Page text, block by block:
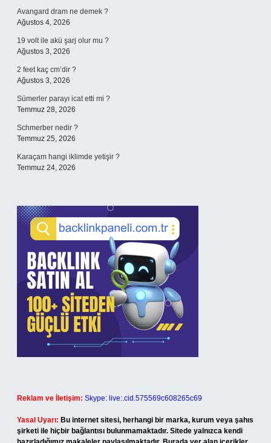
Avangard dram ne demek ?
Ağustos 4, 2026
19 volt ile akü şarj olur mu ?
Ağustos 3, 2026
2 feet kaç cm’dir ?
Ağustos 3, 2026
Sümerler parayı icat etti mi ?
Temmuz 28, 2026
Schmerber nedir ?
Temmuz 25, 2026
Karaçam hangi iklimde yetişir ?
Temmuz 24, 2026
Reklam ve İletişim: Skype: live:.cid.575569c608265c69
Yasal Uyarı: Bu internet sitesi, herhangi bir marka, kurum veya şahıs
şirketi ile hiçbir bağlantısı bulunmamaktadır. Sitede yalnızca kendi